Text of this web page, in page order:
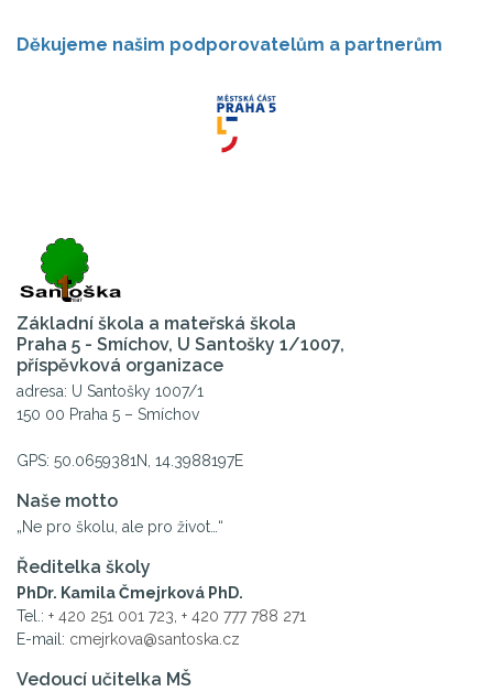
Děkujeme našim podporovatelům a partnerům
Základní škola a mateřská škola
Praha 5 - Smíchov, U Santošky 1/1007,
příspěvková organizace
adresa: U Santošky 1007/1
150 00 Praha 5 – Smíchov
GPS: 50.0659381N, 14.3988197E
Naše motto
„Ne pro školu, ale pro život…“
Ředitelka školy
PhDr. Kamila Čmejrková PhD.
Tel.: + 420 251 001 723 + 420 777 788 271
E-mail: cmejrkova@santoska.cz
Vedoucí učitelka MŠ